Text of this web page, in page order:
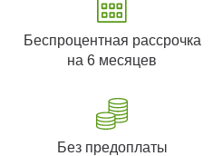
Беспроцентная рассрочка
на 6 месяцев
Без предоплаты